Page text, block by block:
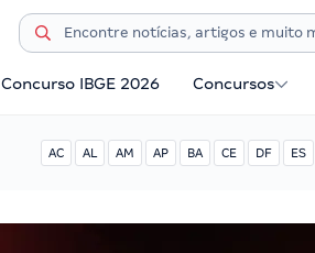
Concurso IBGE 2026 Concursos
AC AL AM AP BA CE DF ES